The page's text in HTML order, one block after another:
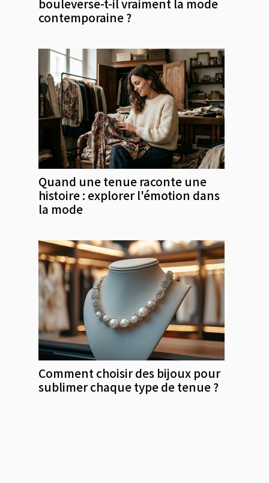
bouleverse-t-il vraiment la mode
contemporaine ?
Quand une tenue raconte une
histoire : explorer l'émotion dans
la mode
Comment choisir des bijoux pour
sublimer chaque type de tenue ?